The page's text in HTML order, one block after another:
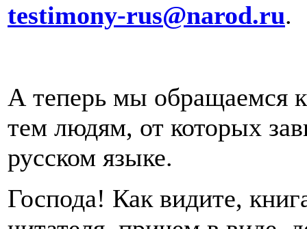
testimony-rus@narod.ru.
А теперь мы обращаемся
тем людям, от которых
русском языке.
Господа! Как видите,